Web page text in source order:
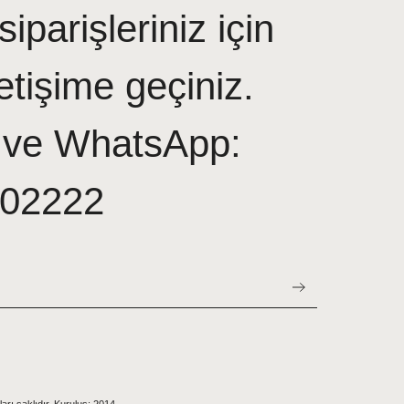
için
geçiniz.
WhatsApp: